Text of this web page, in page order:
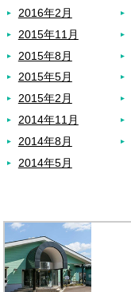
2016年2月
2015年11月
2015年8月
2015年5月
2015年2月
2014年11月
2014年8月
2014年5月